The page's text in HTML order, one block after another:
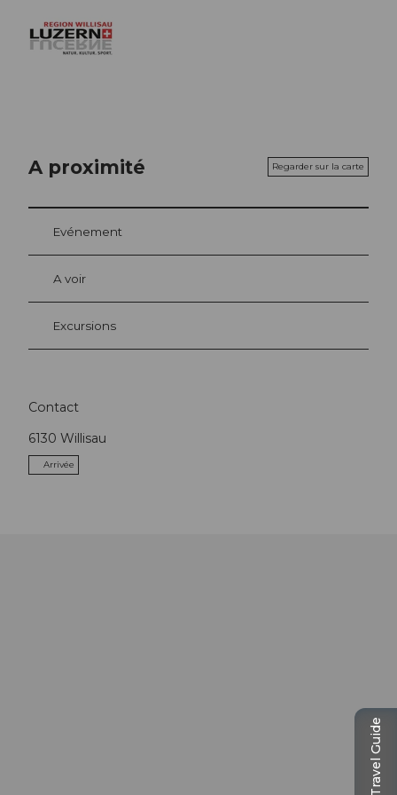
A proximité Regarder sur la carte
Evénement
A voir
Excursions
Contact
6130 Willisau
Arrivée
Travel Guide